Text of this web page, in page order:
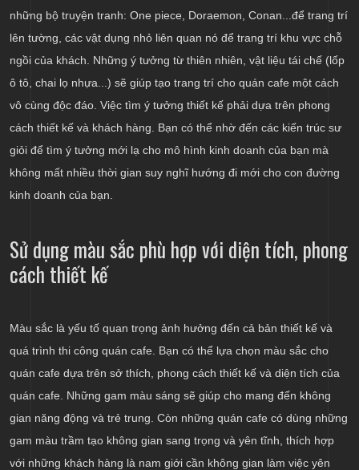
những bộ truyện tranh: One piece, Doraemon, Conan...để trang trí
lên tường, các vật dụng nhỏ liên quan nó để trang trí khu vực chỗ
ngồi của khách. Những ý tưởng từ thiên nhiên, vật liệu tái chế (lốp
ô tô, chai lọ nhựa...) sẽ giúp tạo trang trí cho quán cafe một cách
vô cùng độc đáo. Việc tìm ý tưởng thiết kế phải dựa trên phong
cách thiết kế và khách hàng. Bạn có thể nhờ đến các kiến trúc sư
giỏi để tìm ý tưởng mới lạ cho mô hình kinh doanh của bạn mà
không mất nhiều thời gian suy nghĩ hướng đi mới cho con đường
kinh doanh của bạn.
Sử dụng màu sắc phù hợp với diện tích, phong
cách thiết kế
Màu sắc là yếu tố quan trọng ảnh hưởng đến cả bản thiết kế và
quá trình thi công quán cafe. Bạn có thể lựa chọn màu sắc cho
quán cafe dựa trên sở thích, phong cách thiết kế và diện tích của
quán cafe. Những gam màu sáng sẽ giúp cho mang đến không
gian năng động và trẻ trung. Còn những quán cafe có dùng những
gam màu trầm tạo không gian sang trọng và yên tĩnh, thích hợp
với những khách hàng là nam giới cần không gian làm việc yên